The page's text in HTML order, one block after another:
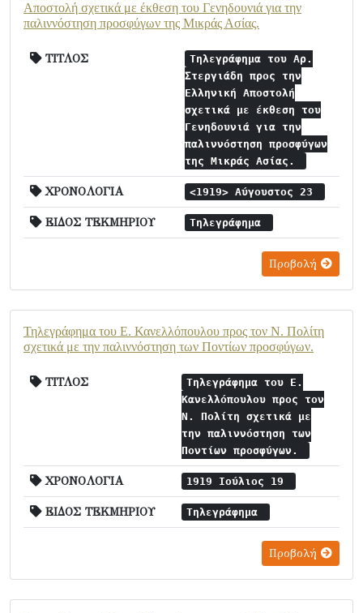
Αποστολή σχετικά με έκθεση του Γενηδουνιά για την
παλιννόστηση προσφύγων της Μικράς Ασίας.
ΤΙΤΛΟΣ
Τηλεγράφημα του Αρ.
Στεργιάδη προς την
Ελληνική Αποστολή
σχετικά με έκθεση του
Γενηδουνιά για την
παλιννόστηση προσφύγων
της Μικράς Ασίας.
ΧΡΟΝΟΛΟΓΙΑ <1919> Αύγουστος 23
ΕΙΔΟΣ ΤΕΚΜΗΡΙΟΥ Τηλεγράφημα
Προβολή
Τηλεγράφημα του Ε. Κανελλόπουλου προς τον Ν. Πολίτη
σχετικά με την παλιννόστηση των Ποντίων προσφύγων.
ΤΙΤΛΟΣ
Τηλεγράφημα του Ε.
Κανελλόπουλου προς τον
Ν. Πολίτη σχετικά με
την παλιννόστηση των
Ποντίων προσφύγων.
ΧΡΟΝΟΛΟΓΙΑ 1919 Ιούλιος 19
ΕΙΔΟΣ ΤΕΚΜΗΡΙΟΥ Τηλεγράφημα
Προβολή